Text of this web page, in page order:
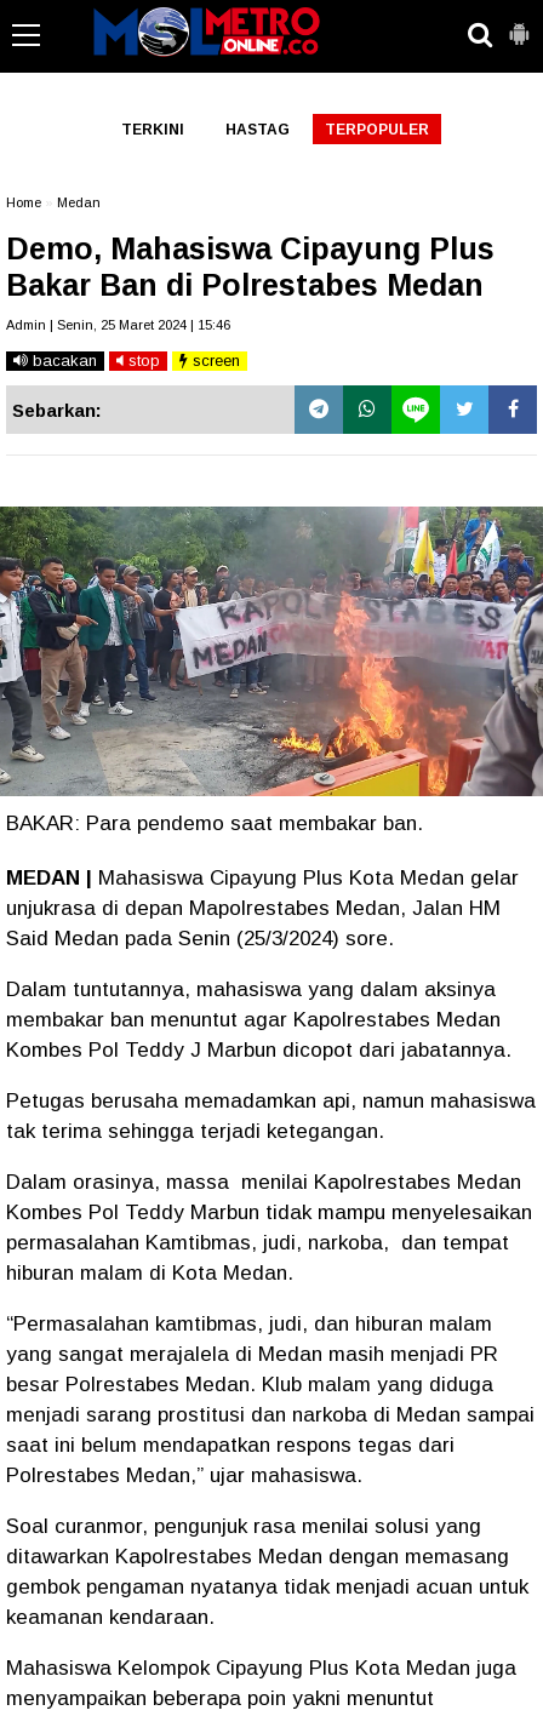
TERKINI HASTAG TERPOPULER
Home Medan
Demo, Mahasiswa Cipayung Plus
Bakar Ban di Polrestabes Medan
Admin | Senin, 25 Maret 2024 | 15:46
bacakan stop screen
Sebarkan:
BAKAR: Para pendemo saat membakar ban.
MEDAN
Mahasiswa Cipayung Plus Kota Medan gelar
unjukrasa di depan Mapolrestabes Medan, Jalan HM
Said Medan pada Senin (25/3/2024) sore.
Dalam tuntutannya, mahasiswa yang dalam aksinya
membakar ban menuntut agar Kapolrestabes Medan
Kombes Pol Teddy J Marbun dicopot dari jabatannya.
Petugas berusaha memadamkan api, namun mahasiswa
tak terima sehingga terjadi ketegangan.
Dalam orasinya, massa menilai Kapolrestabes Medan
Kombes Pol Teddy Marbun tidak mampu menyelesaikan
permasalahan Kamtibmas, judi, narkoba, dan tempat
hiburan malam di Kota Medan.
“Permasalahan kamtibmas, judi, dan hiburan malam
yang sangat merajalela di Medan masih menjadi PR
besar Polrestabes Medan. Klub malam yang diduga
menjadi sarang prostitusi dan narkoba di Medan sampai
saat ini belum mendapatkan respons tegas dari
Polrestabes Medan,” ujar mahasiswa.
Soal curanmor, pengunjuk rasa menilai solusi yang
ditawarkan Kapolrestabes Medan dengan memasang
gembok pengaman nyatanya tidak menjadi acuan untuk
keamanan kendaraan.
Mahasiswa Kelompok Cipayung Plus Kota Medan juga
menyampaikan beberapa poin yakni menuntut